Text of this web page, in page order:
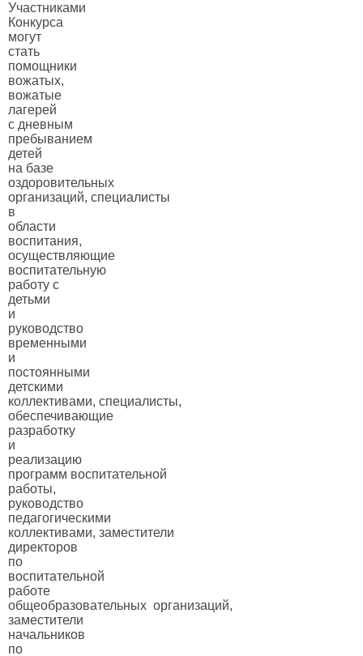
Участниками
Конкурса
могут
стать
помощники
вожатых,
вожатые
лагерей
с дневным
пребыванием
детей
на базе
оздоровительных
организаций, специалисты
в
области
воспитания,
осуществляющие
воспитательную
работу с
детьми
и
руководство
временными
и
постоянными
детскими
коллективами, специалисты,
обеспечивающие
разработку
и
реализацию
программ воспитательной
работы,
руководство
педагогическими
коллективами, заместители
директоров
по
воспитательной
работе
общеобразовательных организаций,
заместители
начальников
по